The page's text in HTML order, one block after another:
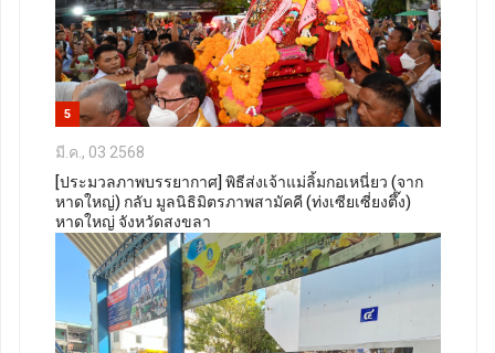
5
มี.ค., 03 2568
[ประมวลภาพบรรยากาศ] พิธีส่งเจ้าแม่ลิ้มกอเหนี่ยว (จาก
หาดใหญ่) กลับ มูลนิธิมิตรภาพสามัคคี (ท่งเซียเซี่ยงตึ๊ง)
หาดใหญ่ จังหวัดสงขลา